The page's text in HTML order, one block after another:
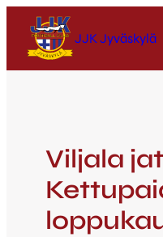
JJK Jyväskylä
Viljala